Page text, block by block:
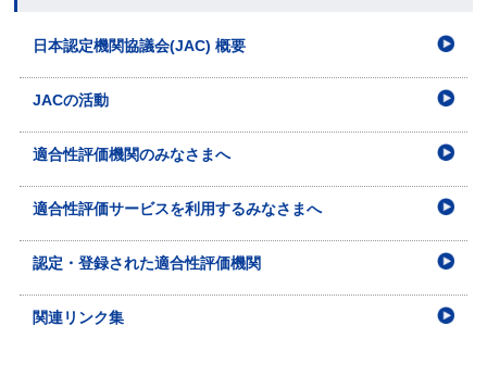
日本認定機関協議会(JAC) 概要
JACの活動
適合性評価機関のみなさまへ
適合性評価サービスを利用するみなさまへ
認定・登録された適合性評価機関
関連リンク集